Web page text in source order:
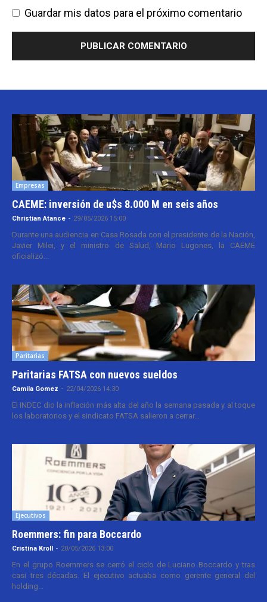
Guardar mis datos para el próximo comentario
Empresas
CAEME: inversión de u$s 8.000 M en seis años
Christian Atance - 29/05/2026 15:00
Durante una audiencia en Casa Rosada con el presidente de la Nación,
Javier Milei, y el ministro de Salud, Mario Lugones, la CAEME
oficializó...
Paritarias
Paritarias FATSA con nuevos sueldos
Camila Gomez - 22/04/2026 14:30
El INDEC dio la inflación más alta del año la semana pasada y al toque
los laboratorios y el sindicato FATSA salieron a cerrar...
Ejecutivos
Roemmers: fin para Boccardo
Cristina Kroll - 20/05/2026 13:00
En el grupo Roemmers se cerró el ciclo de Luciano Boccardo y tras
casi tres décadas. El ejecutivo actuaba como gerente general del
holding...